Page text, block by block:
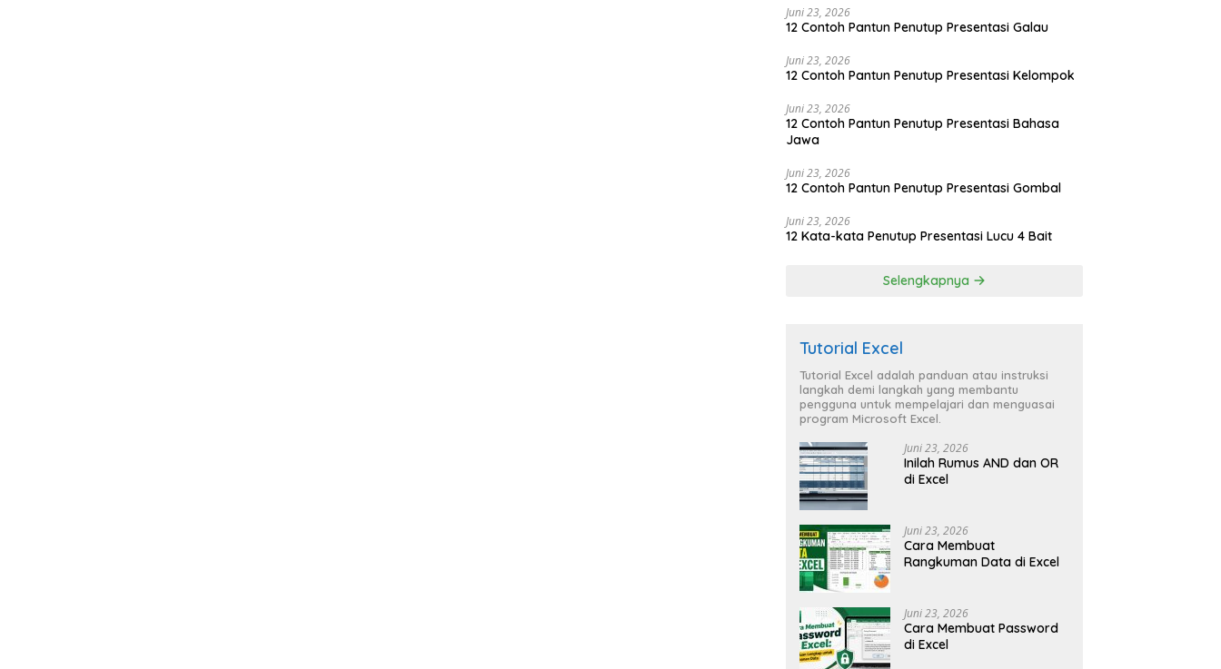
Juni 23, 2026
12 Contoh Pantun Penutup Presentasi Galau
Juni 23, 2026
12 Contoh Pantun Penutup Presentasi Kelompok
Juni 23, 2026
12 Contoh Pantun Penutup Presentasi Bahasa
Jawa
Juni 23, 2026
12 Contoh Pantun Penutup Presentasi Gombal
Juni 23, 2026
12 Kata-kata Penutup Presentasi Lucu 4 Bait
Selengkapnya
Tutorial Excel
Tutorial Excel adalah panduan atau instruksi
langkah demi langkah yang membantu
pengguna untuk mempelajari dan menguasai
program Microsoft Excel.
Juni 23, 2026
Inilah Rumus AND dan OR
di Excel
Juni 23, 2026
Cara Membuat
Rangkuman Data di Excel
Juni 23, 2026
Cara Membuat Password
di Excel